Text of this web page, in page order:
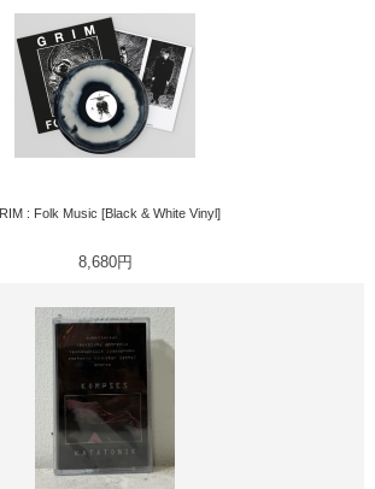
: Folk Music [Black & White Vinyl]
8,680円